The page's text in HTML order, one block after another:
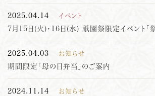
2025.04.14 イベント
7月15日(火)・16日(水) 祇園祭限定イベント「
2025.04.03 お知らせ
期間限定「母の日弁当」のご案内
2024.11.14 お知らせ